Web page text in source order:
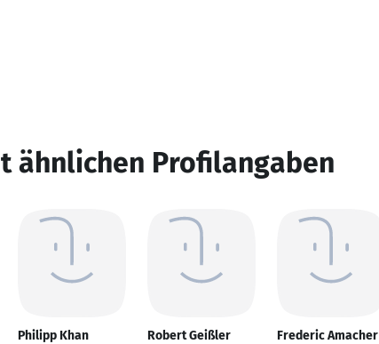
ähnlichen Profilangaben
Philipp Khan Robert Geißler Frederic Amacher